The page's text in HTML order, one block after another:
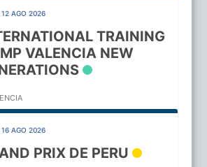
AGO 2026
TRAINING
VALENCIA NEW
AGO 2026
PRIX DE PERU